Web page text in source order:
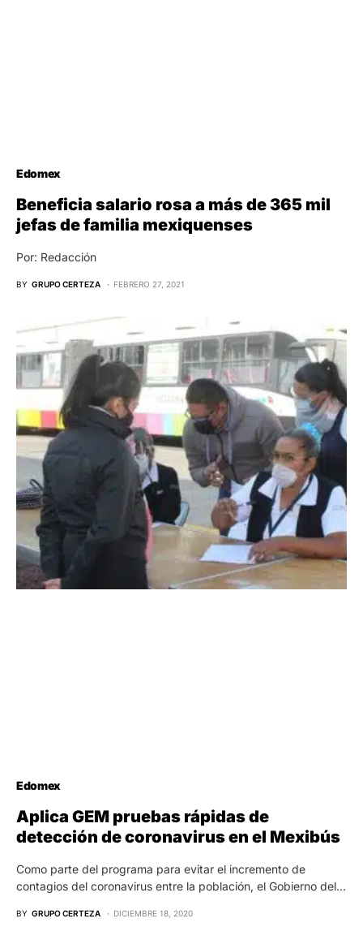
Edomex
Beneficia salario rosa a más de 365 mil
jefas de familia mexiquenses
Por: Redacción
BY GRUPO CERTEZA FEBRERO 27, 2021
Edomex
Aplica GEM pruebas rápidas de
detección de coronavirus en el Mexibús
Como parte del programa para evitar el incremento de
contagios del coronavirus entre la población, el Gobierno del…
BY GRUPO CERTEZA DICIEMBRE 18, 2020